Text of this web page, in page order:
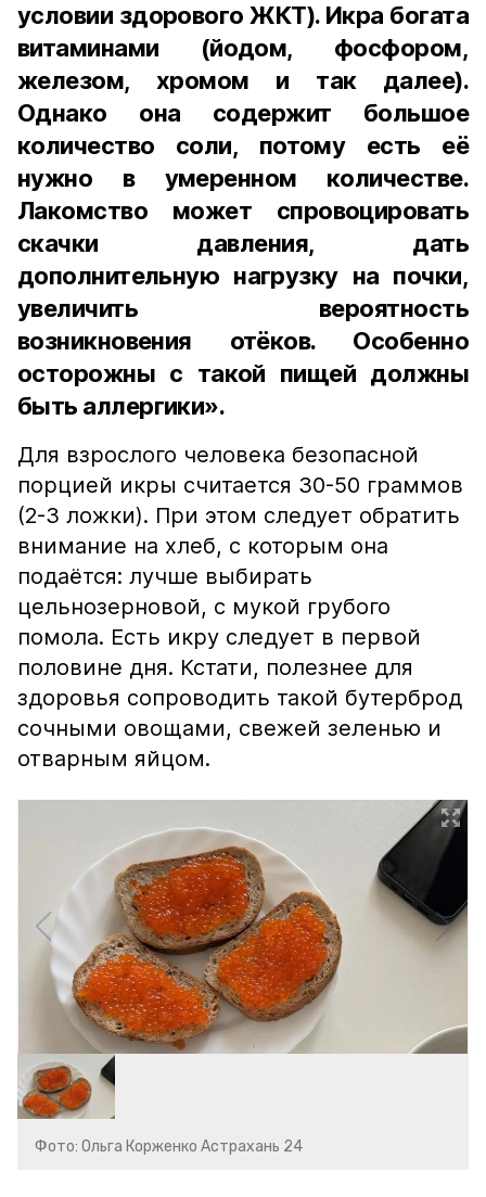
условии здорового ЖКТ). Икра богата
витаминами (йодом, фосфором,
железом, хромом и так далее).
Однако она содержит большое
количество соли, потому есть её
нужно в умеренном количестве.
Лакомство может спровоцировать
скачки давления, дать
дополнительную нагрузку на почки,
увеличить вероятность
возникновения отёков. Особенно
осторожны с такой пищей должны
быть аллергики».
Для взрослого человека безопасной
порцией икры считается 30-50 граммов
(2-3 ложки). При этом следует обратить
внимание на хлеб, с которым она
подаётся: лучше выбирать
цельнозерновой, с мукой грубого
помола. Есть икру следует в первой
половине дня. Кстати, полезнее для
здоровья сопроводить такой бутерброд
сочными овощами, свежей зеленью и
отварным яйцом.
Фото: Ольга Корженко Астрахань 24